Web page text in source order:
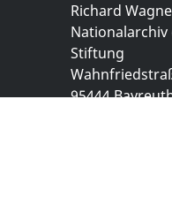
Richard
Nationalarchiv
Stiftung
95444